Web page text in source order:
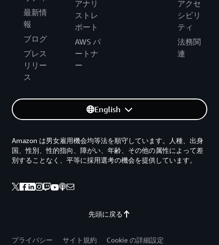
最新情
報
ブログ
プレス
リリー
ス
アナリ
ストレ
ポート
AWS パ
ートナ
ー
アクセ
シビリ
ティ
法務関
連
English
先頭に戻る
Amazon は男女雇用機会均等法を順守しています。人種、出身
国、性別、性的指向、障がい、年齢、その他の属性によって差
別することなく、平等に採用選考の機会を提供しています。
プライバシー サイト規約 Cookie の詳細設定